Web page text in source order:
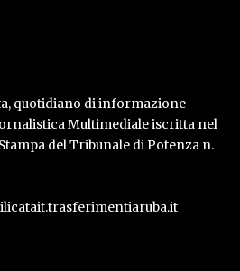
quotidiano di informazione
Multimediale iscritta nel
del Tribunale di Potenza n.